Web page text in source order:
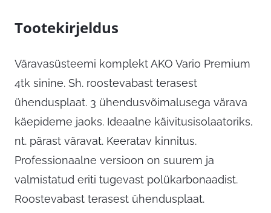
Tootekirjeldus
Väravasüsteemi komplekt AKO Vario Premium
4tk sinine. Sh. roostevabast terasest
ühendusplaat. 3 ühendusvõimalusega värava
käepideme jaoks. Ideaalne käivitusisolaatoriks,
nt. pärast väravat. Keeratav kinnitus.
Professionaalne versioon on suurem ja
valmistatud eriti tugevast polükarbonaadist.
Roostevabast terasest ühendusplaat.